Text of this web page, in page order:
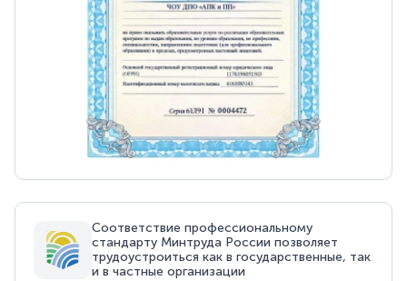
Соответствие профессиональному
стандарту Минтруда России позволяет
трудоустроиться как в государственные, так
и в частные организации